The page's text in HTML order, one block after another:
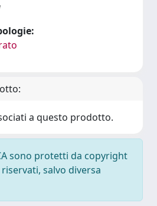
a questo prodotto.
sono protetti da copyright
salvo diversa